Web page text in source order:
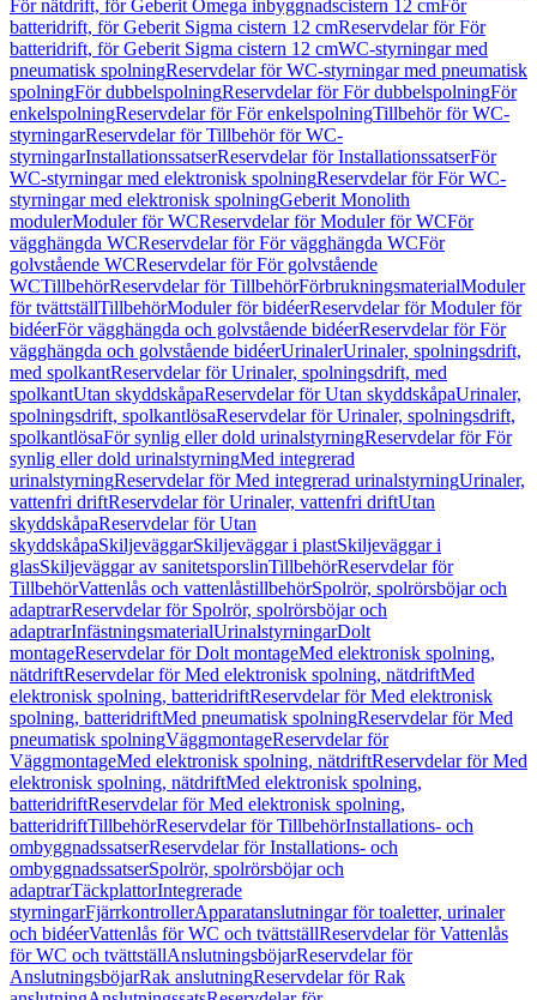
För nätdrift, för Geberit Omega inbyggnadscistern 12 cmFör
batteridrift, för Geberit Sigma cistern 12 cmReservdelar för För
batteridrift, för Geberit Sigma cistern 12 cmWC-styrningar med
pneumatisk spolningReservdelar för WC-styrningar med pneumatisk
spolningFör dubbelspolningReservdelar för För dubbelspolningFör
enkelspolningReservdelar för För enkelspolningTillbehör för WC-
styrningarReservdelar för Tillbehör för WC-
styrningarInstallationssatserReservdelar för InstallationssatserFör
WC-styrningar med elektronisk spolningReservdelar för För WC-
styrningar med elektronisk spolningGeberit Monolith
modulerModuler för WCReservdelar för Moduler för WCFör
vägghängda WCReservdelar för För vägghängda WCFör
golvstående WCReservdelar för För golvstående
WCTillbehörReservdelar för TillbehörFörbrukningsmaterialModuler
för tvättställTillbehörModuler för bidéerReservdelar för Moduler för
bidéerFör vägghängda och golvstående bidéerReservdelar för För
vägghängda och golvstående bidéerUrinalerUrinaler, spolningsdrift,
med spolkantReservdelar för Urinaler, spolningsdrift, med
spolkantUtan skyddskåpaReservdelar för Utan skyddskåpaUrinaler,
spolningsdrift, spolkantlösaReservdelar för Urinaler, spolningsdrift,
spolkantlösaFör synlig eller dold urinalstyrningReservdelar för För
synlig eller dold urinalstyrningMed integrerad
urinalstyrningReservdelar för Med integrerad urinalstyrningUrinaler,
vattenfri driftReservdelar för Urinaler, vattenfri driftUtan
skyddskåpaReservdelar för Utan
skyddskåpaSkiljeväggarSkiljeväggar i plastSkiljeväggar i
glasSkiljeväggar av sanitetsporslinTillbehörReservdelar för
TillbehörVattenlås och vattenlåstillbehörSpolrör, spolrörsböjar och
adaptrarReservdelar för Spolrör, spolrörsböjar och
adaptrarInfästningsmaterialUrinalstyrningarDolt
montageReservdelar för Dolt montageMed elektronisk spolning,
nätdriftReservdelar för Med elektronisk spolning, nätdriftMed
elektronisk spolning, batteridriftReservdelar för Med elektronisk
spolning, batteridriftMed pneumatisk spolningReservdelar för Med
pneumatisk spolningVäggmontageReservdelar för
VäggmontageMed elektronisk spolning, nätdriftReservdelar för Med
elektronisk spolning, nätdriftMed elektronisk spolning,
batteridriftReservdelar för Med elektronisk spolning,
batteridriftTillbehörReservdelar för TillbehörInstallations- och
ombyggnadssatserReservdelar för Installations- och
ombyggnadssatserSpolrör, spolrörsböjar och
adaptrarTäckplattorIntegrerade
styrningarFjärrkontrollerApparatanslutningar för toaletter, urinaler
och bidéerVattenlås för WC och tvättställReservdelar för Vattenlås
för WC och tvättställAnslutningsböjarReservdelar för
AnslutningsböjarRak anslutningReservdelar för Rak